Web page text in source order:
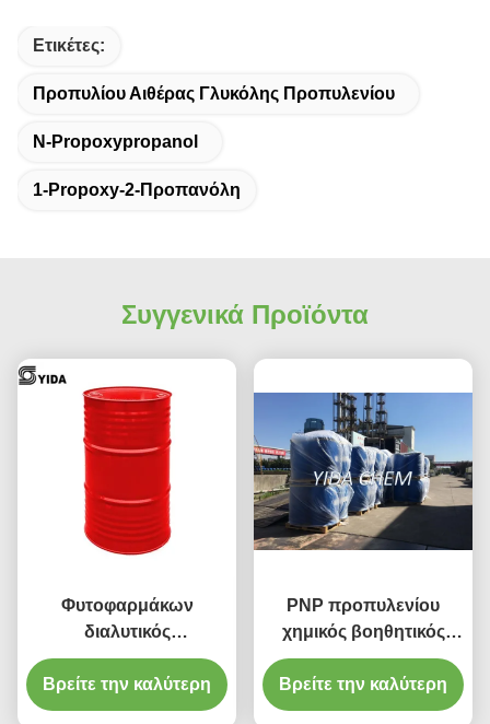
Ετικέτες:
Προπυλίου Αιθέρας Γλυκόλης Προπυλενίου
Ν-Propoxypropanol
1-Propoxy-2-Προπανόλη
Συγγενικά Προϊόντα
Φυτοφαρμάκων
διαλυτικός
διασκορπίζοντας
προπυλίου αιθέρας 99%
γλυκόλης προπυλενίου
Βρείτε την καλύτερη
PNP προπυλενίου
χημικός βοηθητικός
παράγοντας αιθέρα
CAS 1569-01-3
γλυκόλης προπυλίου
Βρείτε την καλύτερη